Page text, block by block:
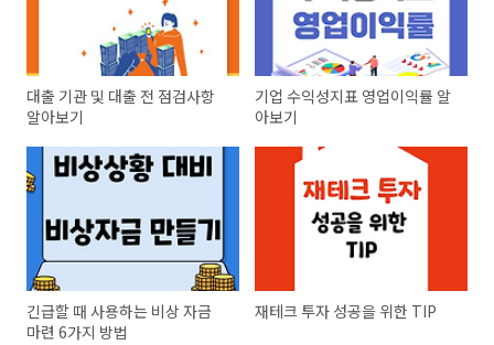
대출 기관 및 대출 전 점검사항
알아보기
기업 수익성지표 영업이익률 알
아보기
긴급할 때 사용하는 비상 자금
마련 6가지 방법
재테크 투자 성공을 위한 TIP